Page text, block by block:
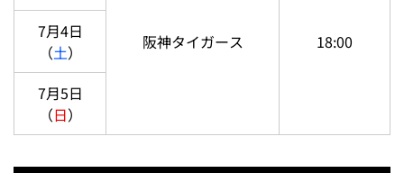
阪神タイガース 18:00
7月4日
（土）
7月5日
（日）